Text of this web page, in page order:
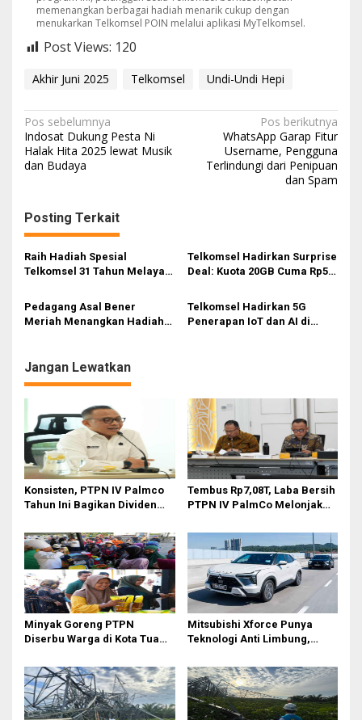
memenangkan berbagai hadiah menarik cukup dengan
menukarkan Telkomsel POIN melalui aplikasi MyTelkomsel.
Post Views: 120
Akhir Juni 2025 Telkomsel Undi-Undi Hepi
N
a
v
g
a
s
p
o
Pos sebelumnya
Indosat Dukung Pesta Ni
Halak Hita 2025 lewat Musik
dan Budaya
Pos berikutnya
WhatsApp Garap Fitur
Username, Pengguna
Terlindungi dari Penipuan
dan Spam
Posting Terkait
Raih Hadiah Spesial
Telkomsel 31 Tahun Melayani
Telkomsel Hadirkan Surprise
Deal: Kuota 20GB Cuma Rp50
ShortMax dan Viu
Pedagang Asal Bener
Meriah Menangkan Hadiah
Telkomsel
Telkomsel Hadirkan 5G
Penerapan IoT dan AI di
Jangan Lewatkan
Konsisten, PTPN IV Palmco
Tahun Ini Bagikan Dividen
Tembus Rp7,08T, Laba Bersih
PTPN IV PalmCo Melonjak
Ditopang Produksi dan
Efisiensi
Minyak Goreng PTPN
Diserbu Warga di Kota Tua
Mitsubishi Xforce Punya
Teknologi Anti Limbung,